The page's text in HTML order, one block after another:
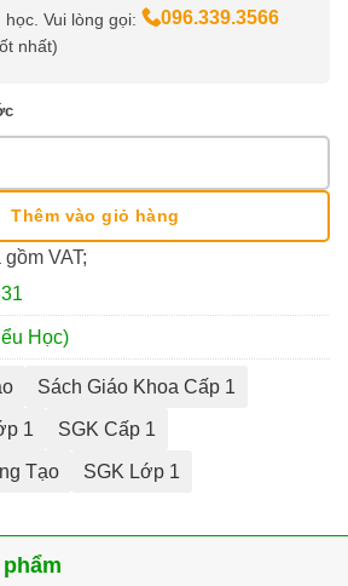
Vui lòng gọi:
096.339.3566
nhất)
1 Chân Trời Sáng Tạo số lượng
Thêm vào giỏ hàng
VAT;
Học)
Sách Giáo Khoa Cấp 1
1 SGK Cấp 1
Tạo SGK Lớp 1